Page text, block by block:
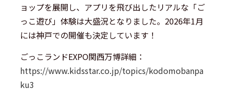
ョップを展開し、アプリを飛び出したリアルな「ご
っこ遊び」体験は大盛況となりました。2026年1月
には神戸での開催も決定しています！
ごっこランドEXPO関西万博詳細：
https://www.kidsstar.co.jp/topics/kodomobanpa
ku3